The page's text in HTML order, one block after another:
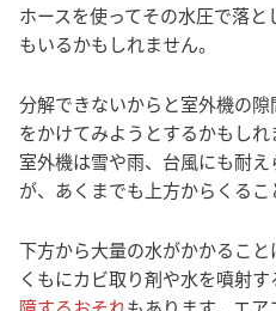
ホースを使ってその水圧で落
もいるかもしれません。
分解できないからと室外機の
をかけてみようとするかもし
室外機は雪や雨、台風にも耐
が、あくまでも上方からくるこ
下方から大量の水がかかるこ
くもにカビ取り剤や水を噴射